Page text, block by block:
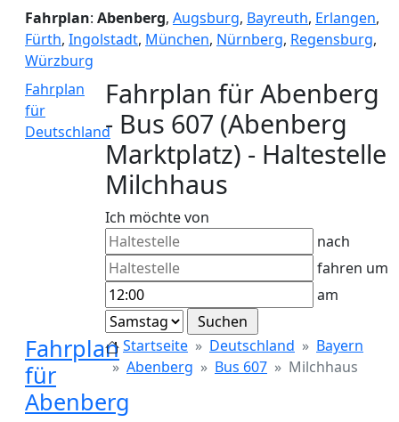
Fahrplan: Abenberg, Augsburg, Bayreuth, Erlangen,
Fürth, Ingolstadt, München, Nürnberg, Regensburg,
Würzburg
Fahrplan
für
Deutschland
Fahrplan für Abenberg
- Bus 607 (Abenberg
Marktplatz) - Haltestelle
Milchhaus
Ich möchte von
nach
fahren um
am
Fahrplan
für
Abenberg
Startseite Deutschland
Bayern
Abenberg
Bus 607 Milchhaus